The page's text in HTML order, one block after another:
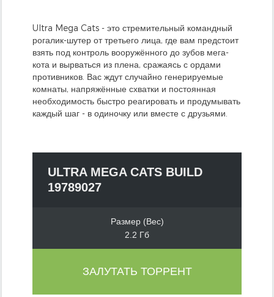
Ultra Mega Cats - это стремительный командный
рогалик-шутер от третьего лица, где вам предстоит
взять под контроль вооружённого до зубов мега-
кота и вырваться из плена, сражаясь с ордами
противников. Вас ждут случайно генерируемые
комнаты, напряжённые схватки и постоянная
необходимость быстро реагировать и продумывать
каждый шаг - в одиночку или вместе с друзьями.
ULTRA MEGA CATS BUILD
19789027
Размер (Вес)
2.2 Гб
ЗАЛУТАТЬ ТОРРЕНТ